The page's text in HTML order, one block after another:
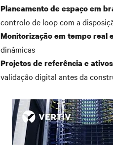
Planeamento de espaço em
controlo de loop com a
Monitorização em tempo real
dinâmicas
Projetos de referência e
validação digital antes da